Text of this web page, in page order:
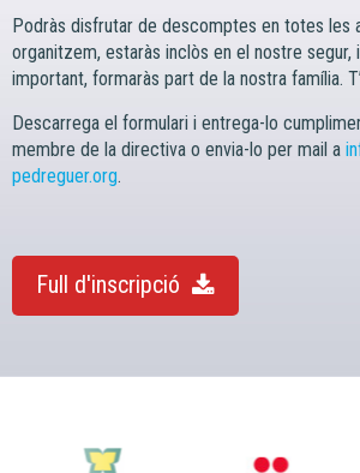
Podràs disfrutar de descomptes en totes les
organitzem, estaràs inclòs en el nostre segur,
important, formaràs part de la nostra família.
Descarrega el formulari i entrega-lo
membre de la directiva o envia-lo per mail a
pedreguer.org.
Full d'inscripció